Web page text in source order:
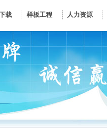
载 样板工程 人力资源